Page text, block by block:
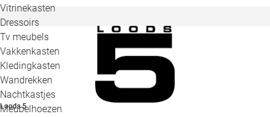
Vitrinekasten
Dressoirs
Tv meubels
Vakkenkasten
Kledingkasten
Wandrekken
Nachtkastjes
Meubelhoezen
Loods 5